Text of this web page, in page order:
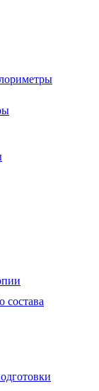
состава